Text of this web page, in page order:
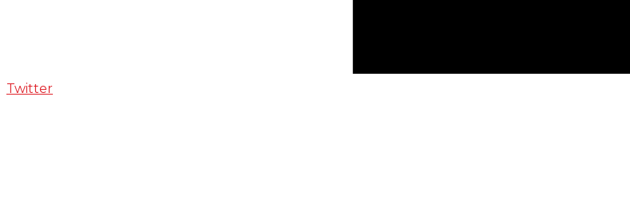
Twitter